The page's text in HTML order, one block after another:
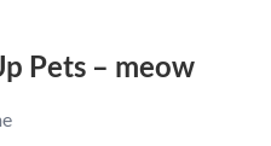
Pets – meow